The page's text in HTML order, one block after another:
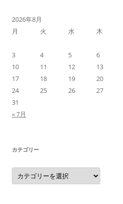
2026年8月
月
火 水 木
3
4 5 6
10
11 12 13
17
18 19 20
24
25 26 27
31
« 7月
カテゴリー
カ
テ
ゴ